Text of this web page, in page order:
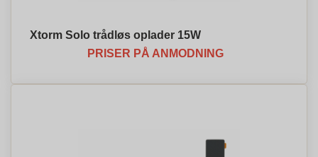
Xtorm Solo trådløs oplader 15W
PRISER PÅ ANMODNING